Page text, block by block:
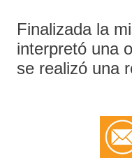
Finalizada la
interpretó una
se realizó una